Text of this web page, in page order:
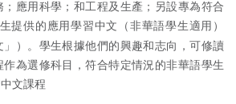
應用科學；和工程及生產；另設專為符合
提供的應用學習中文（非華語學生適用）
」）。學生根據他們的興趣和志向，可修讀
為選修科目，符合特定情況的非華語學生
文課程